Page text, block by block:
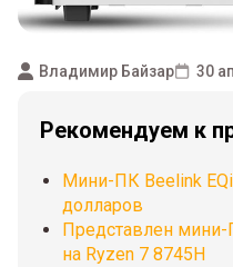
Владимир Байзар 30
Рекомендуем к
Мини-ПК Beelink
долларов
Представлен
на Ryzen 7 8745H